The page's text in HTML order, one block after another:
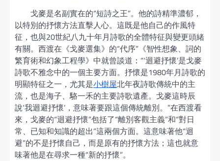
戈麥是名副實在的“短詩之王”。他的詩精準濃郁，
以特別的抒懷方法直擊人心。這既是他自己的作風特
征，也與20世紀八九十年月詩歌的全體特征與變更頭緒
有關。西渡在《戈麥選集》的“代序”《智性想象、詞的
繁育術和幻象工程學》中就曾談道：“‘迴避抒懷’是戈麥
詩歌不雅念中的一個主要方面。抒懷是1980年月詩歌的
明顯特征之一，尤其是小樹屋北年夜詩歌傳統中的主
流，也是海子、駱一禾的主要詩歌遺產。戈麥這時辰
說‘我迴避抒懷’，意味著要跟這個傳統離別。”在西渡看
來，戈麥的“迴避抒懷”包括了“離別客觀主義”和“對日
常、已知和知識的超出”這兩個方面。這意味著他“迴
避”的不是抒懷自己，而是原有的抒懷方法；這也就意
味著他是在尋求一種“新的抒懷”。